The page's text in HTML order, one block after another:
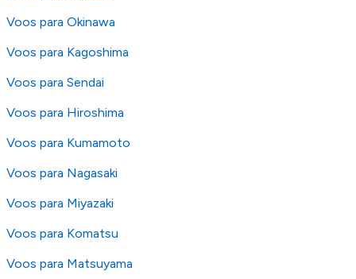
Voos para Okinawa
Voos para Kagoshima
Voos para Sendai
Voos para Hiroshima
Voos para Kumamoto
Voos para Nagasaki
Voos para Miyazaki
Voos para Komatsu
Voos para Matsuyama